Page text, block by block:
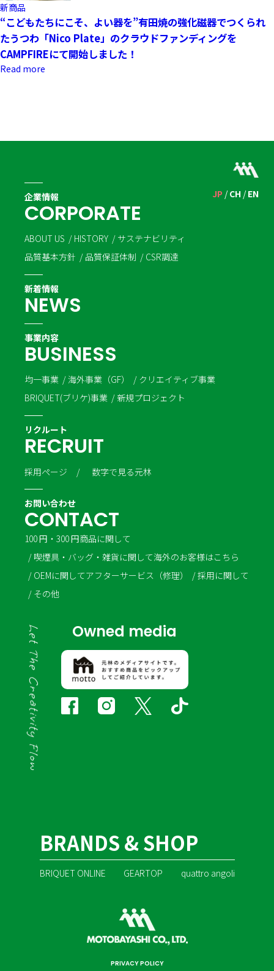
新商品
“こどもたちにこそ、よい器を”有田焼の強化磁器でつくられ
たうつわ「Nico Plate」のクラウドファンディングを
CAMPFIREにて開始しました！
Read more
JP CH EN
企業情報
CORPORATE
ABOUT US HISTORY
サステナビリティ
品質基本方針
品質保証体制 CSR調達
新着情報
NEWS
事業内容
BUSINESS
均一事業 海外事業（GF）
クリエイティブ事業
BRIQUET(ブリケ)事業
新規プロジェクト
リクルート
RECRUIT
採用ページ 数字で見る元林
お問い合わせ
CONTACT
100 円・300 円商品に関して
喫煙具・バッグ・雑貨に関して海外のお客様はこちら
OEMに関してアフターサービス（修理）
採用に関して
その他
Owned media
BRANDS & SHOP
BRIQUET ONLINE GEARTOP quattro angoli
PRIVACY POLICY